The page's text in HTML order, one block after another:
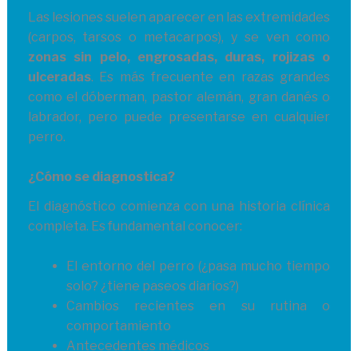
Las lesiones suelen aparecer en las extremidades
(carpos, tarsos o metacarpos), y se ven como
zonas sin pelo, engrosadas, duras, rojizas o
ulceradas. Es más frecuente en razas grandes
como el dóberman, pastor alemán, gran danés o
labrador, pero puede presentarse en cualquier
perro.
¿Cómo se diagnostica?
El diagnóstico comienza con una historia clínica
completa. Es fundamental conocer:
El entorno del perro (¿pasa mucho tiempo
solo? ¿tiene paseos diarios?)
Cambios recientes en su rutina o
comportamiento
Antecedentes médicos